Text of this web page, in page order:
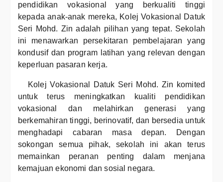
pendidikan vokasional yang berkualiti tinggi
kepada anak-anak mereka, Kolej Vokasional Datuk
Seri Mohd. Zin adalah pilihan yang tepat. Sekolah
ini menawarkan persekitaran pembelajaran yang
kondusif dan program latihan yang relevan dengan
keperluan pasaran kerja.
Kolej Vokasional Datuk Seri Mohd. Zin komited
untuk terus meningkatkan kualiti pendidikan
vokasional dan melahirkan generasi yang
berkemahiran tinggi, berinovatif, dan bersedia untuk
menghadapi cabaran masa depan. Dengan
sokongan semua pihak, sekolah ini akan terus
memainkan peranan penting dalam menjana
kemajuan ekonomi dan sosial negara.